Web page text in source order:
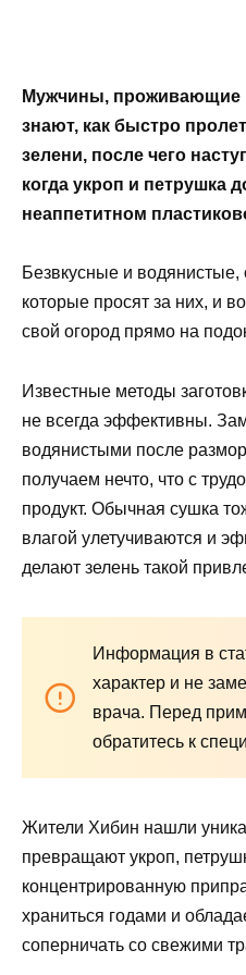
Мужчины, проживающие
знают, как быстро
зелени, после чего
когда укроп и петрушка
неаппетитном
Безвкусные и водянистые,
которые просят за них, и
свой огород прямо на
Известные методы
не всегда эффективны.
водянистыми после
получаем нечто, что с
продукт. Обычная сушка
влагой улетучиваются и
делают зелень такой
Информация в
характер и не
врача. Перед
обратитесь к
Жители Хибин нашли
превращают укроп,
концентрированную
храниться годами и
соперничать со свежими